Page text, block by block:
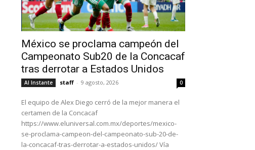
México se proclama campeón del
Campeonato Sub20 de la Concacaf
tras derrotar a Estados Unidos
Al Instante staff - 9 agosto, 2026 0
El equipo de Alex Diego cerró de la mejor manera el
certamen de la Concacaf
https://www.eluniversal.com.mx/deportes/mexico-
se-proclama-campeon-del-campeonato-sub-20-de-
la-concacaf-tras-derrotar-a-estados-unidos/ Vía